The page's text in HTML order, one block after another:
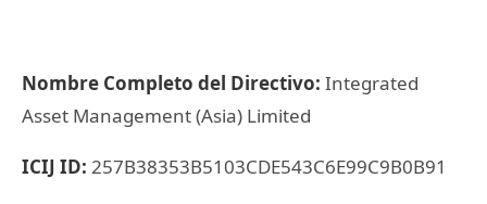
Nombre Completo del Directivo: Integrated
Asset Management (Asia) Limited
ICIJ ID: 257B38353B5103CDE543C6E99C9B0B91